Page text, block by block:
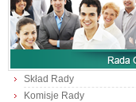
Skład Rady
Komisje Rady